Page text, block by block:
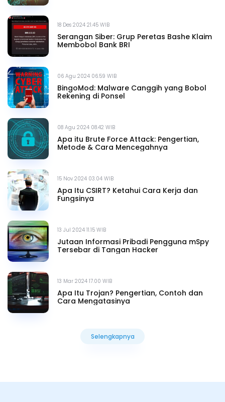
18 Des 2024 21.45 WIB
Serangan Siber: Grup Peretas Bashe Klaim
Membobol Bank BRI
06 Agu 2024 06.59 WIB
BingoMod: Malware Canggih yang Bobol
Rekening di Ponsel
08 Agu 2024 08.42 WIB
Apa itu Brute Force Attack: Pengertian,
Metode & Cara Mencegahnya
15 Nov 2024 03.04 WIB
Apa Itu CSIRT? Ketahui Cara Kerja dan
Fungsinya
13 Jul 2024 11.15 WIB
Jutaan Informasi Pribadi Pengguna mSpy
Tersebar di Tangan Hacker
13 Mar 2024 17.00 WIB
Apa Itu Trojan? Pengertian, Contoh dan
Cara Mengatasinya
Selengkapnya